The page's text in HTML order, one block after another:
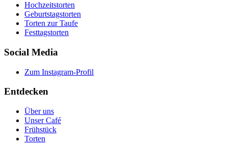
Hochzeitstorten
Geburtstagstorten
Torten zur Taufe
Festtagstorten
Social Media
Zum Instagram-Profil
Entdecken
Über uns
Unser Café
Frühstück
Torten